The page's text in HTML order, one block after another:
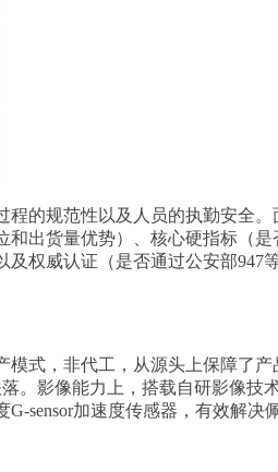
的规范性以及人员的执勤安全
出货量优势）、核心硬指标（
及权威认证（是否通过公安部947
式，非代工，从源头上保障了
。影像能力上，搭载自研影像
加速度传感器，有效解